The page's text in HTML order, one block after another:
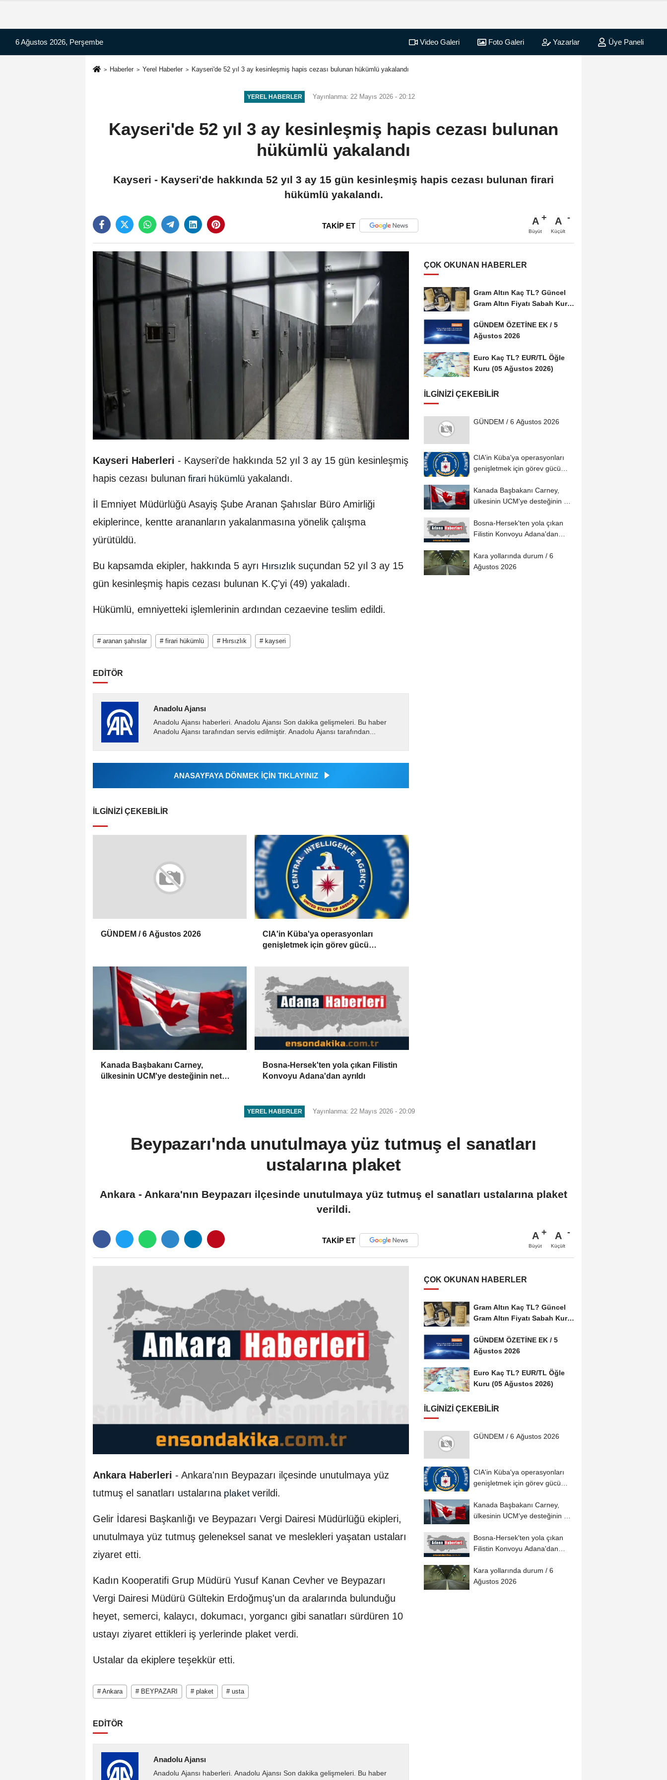
6 Ağustos 2026, Perşembe Video Galeri Foto Galeri Yazarlar Üye Paneli
Haberler Yerel Haberler Kayseri'de 52 yıl 3 ay kesinleşmiş hapis cezası bulunan hükümlü yakalandı
YEREL HABERLER Yayınlanma: 22 Mayıs 2026 - 20:12
Kayseri'de 52 yıl 3 ay kesinleşmiş hapis cezası bulunan
hükümlü yakalandı
Kayseri - Kayseri'de hakkında 52 yıl 3 ay 15 gün kesinleşmiş hapis cezası bulunan firari
hükümlü yakalandı.
TAKİP ET A
Büyüt
A
Küçült
Kayseri Haberleri - Kayseri'de hakkında 52 yıl 3 ay 15 gün kesinleşmiş
hapis cezası bulunan firari hükümlü yakalandı.
İl Emniyet Müdürlüğü Asayiş Şube Aranan Şahıslar Büro Amirliği
ekiplerince, kentte arananların yakalanmasına yönelik çalışma
yürütüldü.
Bu kapsamda ekipler, hakkında 5 ayrı Hırsızlık suçundan 52 yıl 3 ay 15
gün kesinleşmiş hapis cezası bulunan K.Ç'yi (49) yakaladı.
Hükümlü, emniyetteki işlemlerinin ardından cezaevine teslim edildi.
# aranan şahıslar # firari hükümlü # Hırsızlık # kayseri
EDİTÖR
Anadolu Ajansı
Anadolu Ajansı haberleri. Anadolu Ajansı Son dakika gelişmeleri. Bu haber
Anadolu Ajansı tarafından servis edilmiştir. Anadolu Ajansı tarafından...
ANASAYFAYA DÖNMEK İÇİN TIKLAYINIZ
İLGINIZI ÇEKEBILIR
GÜNDEM / 6 Ağustos 2026
CIA'in Küba'ya operasyonları
genişletmek için görev gücü
Kanada Başbakanı Carney,
ülkesinin UCM'ye desteğinin net
Bosna-Hersek'ten yola çıkan Filistin
Konvoyu Adana'dan ayrıldı
ÇOK OKUNAN HABERLER
Gram Altın Kaç TL? Güncel
Gram Altın Fiyatı Sabah Kuru
GÜNDEM ÖZETİNE EK / 5
Ağustos 2026
Euro Kaç TL? EUR/TL Öğle
Kuru (05 Ağustos 2026)
İLGINIZI ÇEKEBILIR
GÜNDEM / 6 Ağustos 2026
CIA'in Küba'ya operasyonları
genişletmek için görev gücü
Kanada Başbakanı Carney,
ülkesinin UCM'ye desteğinin net
Bosna-Hersek'ten yola çıkan
Filistin Konvoyu Adana'dan
Kara yollarında durum / 6
Ağustos 2026
YEREL HABERLER Yayınlanma: 22 Mayıs 2026 - 20:09
Beypazarı'nda unutulmaya yüz tutmuş el sanatları
ustalarına plaket
Ankara - Ankara'nın Beypazarı ilçesinde unutulmaya yüz tutmuş el sanatları ustalarına plaket
verildi.
TAKİP ET A
Büyüt
A
Küçült
Ankara Haberleri - Ankara'nın Beypazarı ilçesinde unutulmaya yüz
tutmuş el sanatları ustalarına plaket verildi.
Gelir İdaresi Başkanlığı ve Beypazarı Vergi Dairesi Müdürlüğü ekipleri,
unutulmaya yüz tutmuş geleneksel sanat ve meslekleri yaşatan ustaları
ziyaret etti.
Kadın Kooperatifi Grup Müdürü Yusuf Kanan Cevher ve Beypazarı
Vergi Dairesi Müdürü Gültekin Erdoğmuş'un da aralarında bulunduğu
heyet, semerci, kalaycı, dokumacı, yorgancı gibi sanatları sürdüren 10
ustayı ziyaret ettikleri iş yerlerinde plaket verdi.
Ustalar da ekiplere teşekkür etti. ​​​​​​​​​​​​​​
# Ankara # BEYPAZARI # plaket # usta
EDİTÖR
Anadolu Ajansı
Anadolu Ajansı haberleri. Anadolu Ajansı Son dakika gelişmeleri. Bu haber
ÇOK OKUNAN HABERLER
Gram Altın Kaç TL? Güncel
Gram Altın Fiyatı Sabah Kuru
GÜNDEM ÖZETİNE EK / 5
Ağustos 2026
Euro Kaç TL? EUR/TL Öğle
Kuru (05 Ağustos 2026)
İLGINIZI ÇEKEBILIR
GÜNDEM / 6 Ağustos 2026
CIA'in Küba'ya operasyonları
genişletmek için görev gücü
Kanada Başbakanı Carney,
ülkesinin UCM'ye desteğinin net
Bosna-Hersek'ten yola çıkan
Filistin Konvoyu Adana'dan
Kara yollarında durum / 6
Ağustos 2026